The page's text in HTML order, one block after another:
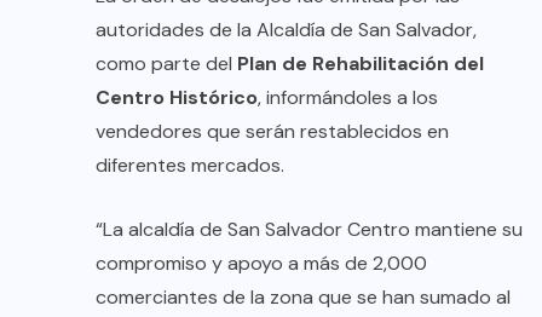
autoridades de la Alcaldía de San Salvador,
como parte del Plan de Rehabilitación del
Centro Histórico, informándoles a los
vendedores que serán restablecidos en
diferentes mercados.
“La alcaldía de San Salvador Centro mantiene su
compromiso y apoyo a más de 2,000
comerciantes de la zona que se han sumado al